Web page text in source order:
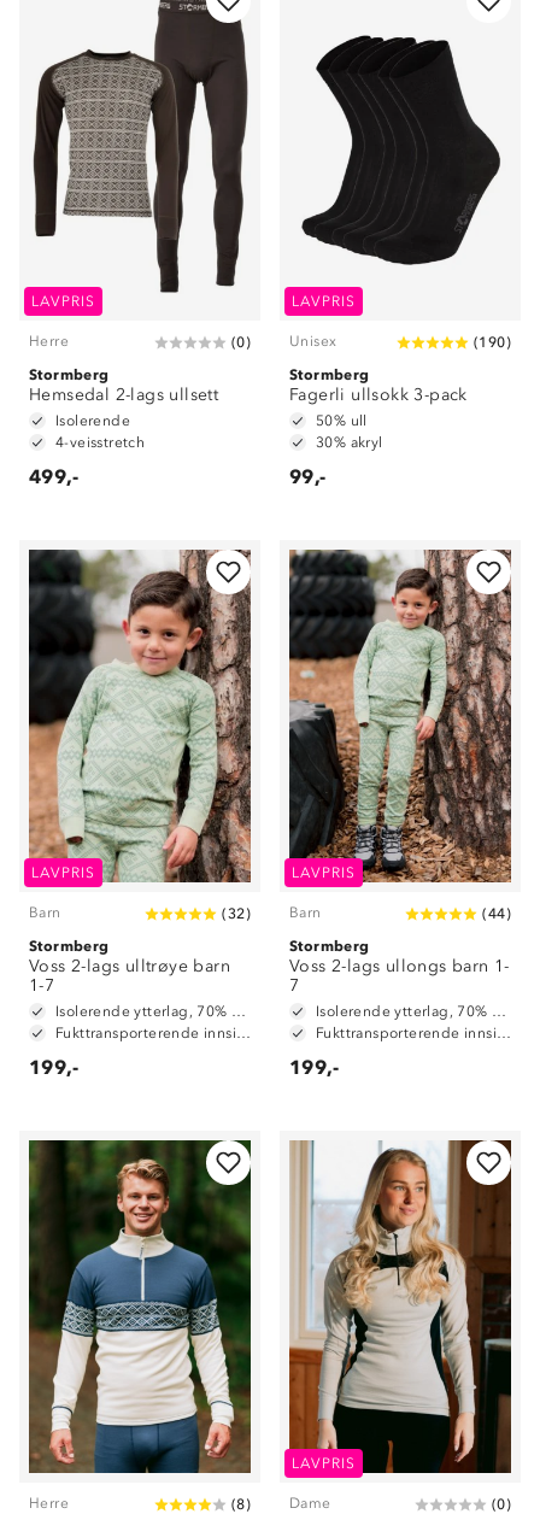
LAVPRIS
Herre (0)
Stormberg
Hemsedal 2-lags ullsett
Isolerende
4-veisstretch
499,-
LAVPRIS
Unisex (190)
Stormberg
Fagerli ullsokk 3-pack
50% ull
30% akryl
99,-
LAVPRIS
Barn (32)
Stormberg
Voss 2-lags ulltrøye barn
1-7
Isolerende ytterlag, 70% merinoull / 30% polyester
Fukttransporterende innside, 100% polyester
199,-
LAVPRIS
Barn (44)
Stormberg
Voss 2-lags ullongs barn 1-
7
Isolerende ytterlag, 70% merinoull / 30% polyester
Fukttransporterende innside, 100% polyester
199,-
Herre (8)
LAVPRIS
Dame (0)